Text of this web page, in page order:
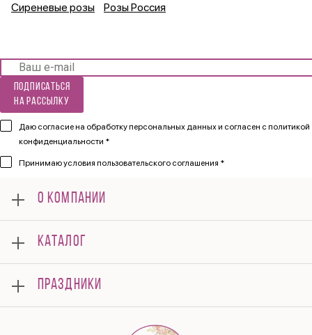
Сиреневые розы
Розы Россия
Подписаться
на рассылку
Даю согласие на обработку персональных данных и согласен с политикой
конфиденциальности *
Принимаюусловия пользовательского соглашения *
О КОМПАНИИ
Мероприятия
Корпоративным клиентам
Оплата
Доставка
Отзывы
КАТАЛОГ
Композиции
Подарки
ПРАЗДНИКИ